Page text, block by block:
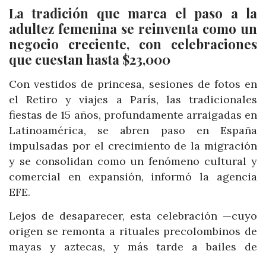
La tradición que marca el paso a la
adultez femenina se reinventa como un
negocio creciente, con celebraciones
que cuestan hasta $23,000
Con vestidos de princesa, sesiones de fotos en
el Retiro y viajes a París, las tradicionales
fiestas de 15 años, profundamente arraigadas en
Latinoamérica, se abren paso en España
impulsadas por el crecimiento de la migración
y se consolidan como un fenómeno cultural y
comercial en expansión, informó la agencia
EFE.
Lejos de desaparecer, esta celebración —cuyo
origen se remonta a rituales precolombinos de
mayas y aztecas, y más tarde a bailes de